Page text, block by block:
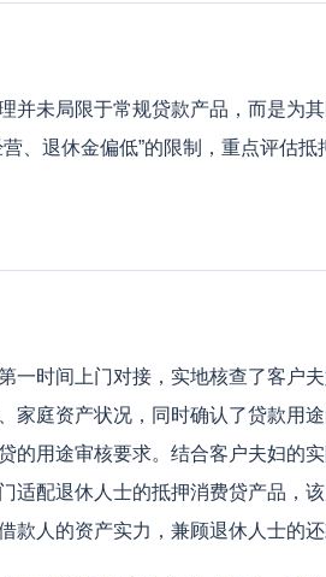
并未局限于常规贷款产品，而是为
、退休金偏低”的限制，重点评估抵
时间上门对接，实地核查了客户
家庭资产状况，同时确认了贷款用
的用途审核要求。结合客户夫妇的
适配退休人士的抵押消费贷产品，
款人的资产实力，兼顾退休人士的还